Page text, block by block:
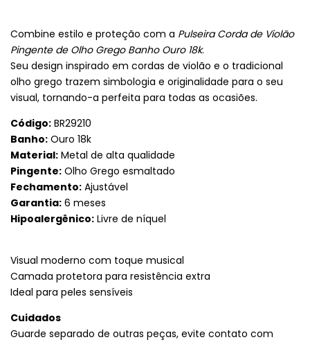
Combine estilo e proteção com a Pulseira Corda de Violão
Pingente de Olho Grego Banho Ouro 18k.
Seu design inspirado em cordas de violão e o tradicional
olho grego trazem simbologia e originalidade para o seu
visual, tornando-a perfeita para todas as ocasiões.
Código: BR29210
Banho: Ouro 18k
Material: Metal de alta qualidade
Pingente: Olho Grego esmaltado
Fechamento: Ajustável
Garantia: 6 meses
Hipoalergênico: Livre de níquel
Visual moderno com toque musical
Camada protetora para resistência extra
Ideal para peles sensíveis
Cuidados
Guarde separado de outras peças, evite contato com